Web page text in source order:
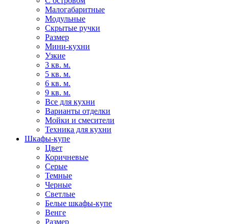
Малогабаритные
Модульные
Скрытые ручки
Размер
Мини-кухни
Узкие
3 кв. м.
5 кв. м.
6 кв. м.
9 кв. м.
Все для кухни
Варианты отделки
Мойки и смесители
Техника для кухни
Шкафы-купе
Цвет
Коричневые
Серые
Темные
Черные
Светлые
Белые шкафы-купе
Венге
Размер